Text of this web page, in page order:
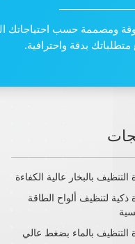
ومصممة حسب احتياجاتك
التنظيف بالبخار عالية الكفاءة
ذكية لتنظيف ألواح الطاقة
التنظيف بالماء بضغط عالي